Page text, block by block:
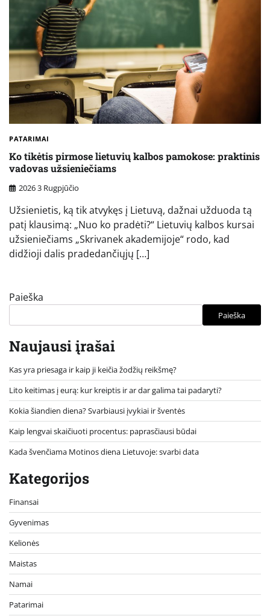
PATARIMAI
Ko tikėtis pirmose lietuvių kalbos pamokose: praktinis
vadovas užsieniečiams
2026 3 Rugpjūčio
Užsienietis, ką tik atvykęs į Lietuvą, dažnai užduoda tą
patį klausimą: „Nuo ko pradėti?“ Lietuvių kalbos kursai
užsieniečiams „Skrivanek akademijoje“ rodo, kad
didžioji dalis pradedančiųjų […]
Paieška
Paieška
Naujausi įrašai
Kas yra priesaga ir kaip ji keičia žodžių reikšmę?
Lito keitimas į eurą: kur kreiptis ir ar dar galima tai padaryti?
Kokia šiandien diena? Svarbiausi įvykiai ir šventės
Kaip lengvai skaičiuoti procentus: paprasčiausi būdai
Kada švenčiama Motinos diena Lietuvoje: svarbi data
Kategorijos
Finansai
Gyvenimas
Kelionės
Maistas
Namai
Patarimai